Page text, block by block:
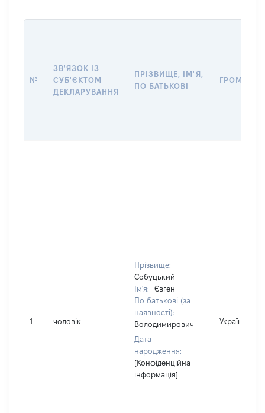
№
ЗВ'ЯЗОК ІЗ
СУБ'ЄКТОМ
ДЕКЛАРУВАННЯ
ПРІЗВИЩЕ, ІМ'Я,
ПО БАТЬКОВІ
1 чоловік
Прізвище:
Собуцький
Ім'я:
Євген
По батькові (за
наявності):
Володимирович
Дата
народження:
[Конфіденційна
інформація]
Україна